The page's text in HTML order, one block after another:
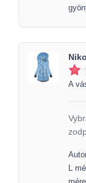
A
L